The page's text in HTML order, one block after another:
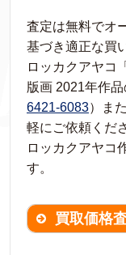
査定は無料でオ
基づき適正な買
ロッカクアヤコ
版画 2021年作
6421-6083）ま
軽にご依頼くだ
ロッカクアヤコ
す。
買取価格